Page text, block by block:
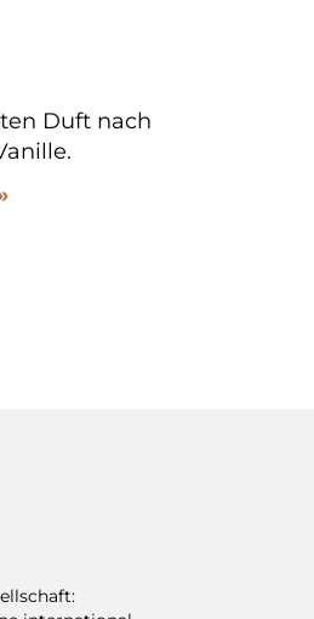
Duft nach